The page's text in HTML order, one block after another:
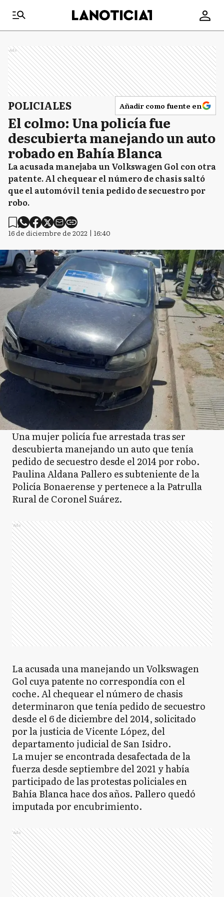
Ads
POLICIALES Añadir como fuente en
El colmo: Una policía fue
descubierta manejando un auto
robado en Bahía Blanca
La acusada manejaba un Volkswagen Gol con otra
patente. Al chequear el número de chasis saltó
que el automóvil tenia pedido de secuestro por
robo.
16 de diciembre de 2022 | 16:40
Una mujer policía fue arrestada tras ser
descubierta manejando un auto que tenía
pedido de secuestro desde el 2014 por robo.
Paulina Aldana Pallero es subteniente de la
Policía Bonaerense y pertenece a la Patrulla
Rural de Coronel Suárez.
Ads
La acusada una manejando un Volkswagen
Gol cuya patente no correspondía con el
coche. Al chequear el número de chasis
determinaron que tenía pedido de secuestro
desde el 6 de diciembre del 2014, solicitado
por la justicia de Vicente López, del
departamento judicial de San Isidro.
La mujer se encontrada desafectada de la
fuerza desde septiembre del 2021 y había
participado de las protestas policiales en
Bahía Blanca hace dos años. Pallero quedó
imputada por encubrimiento.
Ads